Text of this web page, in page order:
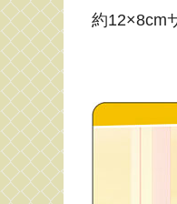
約12×8cm